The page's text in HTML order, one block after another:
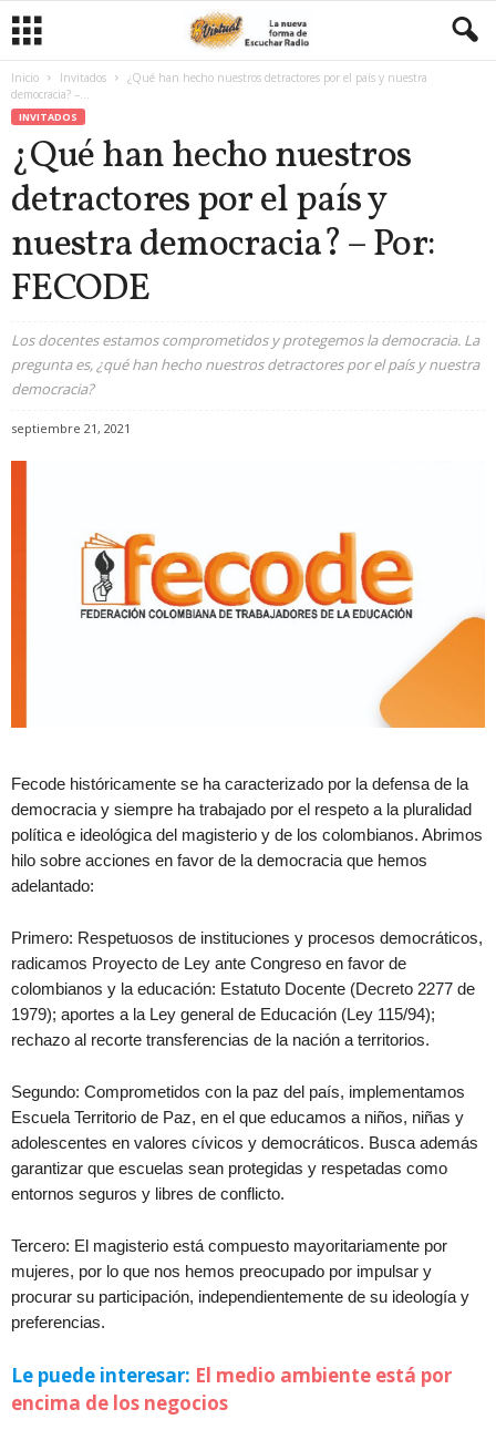
Inicio Invitados
¿Qué han hecho nuestros detractores por el país y nuestra
democracia? –...
INVITADOS
¿Qué han hecho nuestros
detractores por el país y
nuestra democracia? – Por:
FECODE
Los docentes estamos comprometidos y protegemos la democracia. La
pregunta es, ¿qué han hecho nuestros detractores por el país y nuestra
democracia?
septiembre 21, 2021
Fecode históricamente se ha caracterizado por la defensa de la
democracia y siempre ha trabajado por el respeto a la pluralidad
política e ideológica del magisterio y de los colombianos. Abrimos
hilo sobre acciones en favor de la democracia que hemos
adelantado:
Primero: Respetuosos de instituciones y procesos democráticos,
radicamos Proyecto de Ley ante Congreso en favor de
colombianos y la educación: Estatuto Docente (Decreto 2277 de
1979); aportes a la Ley general de Educación (Ley 115/94);
rechazo al recorte transferencias de la nación a territorios.
Segundo: Comprometidos con la paz del país, implementamos
Escuela Territorio de Paz, en el que educamos a niños, niñas y
adolescentes en valores cívicos y democráticos. Busca además
garantizar que escuelas sean protegidas y respetadas como
entornos seguros y libres de conflicto.
Tercero: El magisterio está compuesto mayoritariamente por
mujeres, por lo que nos hemos preocupado por impulsar y
procurar su participación, independientemente de su ideología y
preferencias.
Le puede interesar: El medio ambiente está por
encima de los negocios